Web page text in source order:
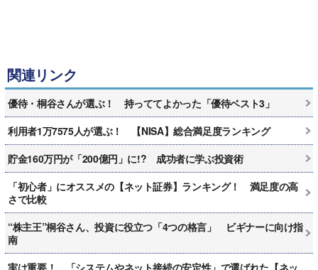
関連リンク
優待・桐谷さんが選ぶ！ 持っててよかった「優待ベスト3」
利用者1万7575人が選ぶ！ 【NISA】総合満足度ランキング
貯金160万円が「200億円」に!? 成功者に学ぶ投資術
「初心者」にオススメの【ネット証券】ランキング！ 満足度の高
さで比較
“株主王”桐谷さん、投資に役立つ「4つの格言」 ビギナーに向け指
南
実は重要！ 「システムやネット接続の安定性」で選ばれた【ネッ